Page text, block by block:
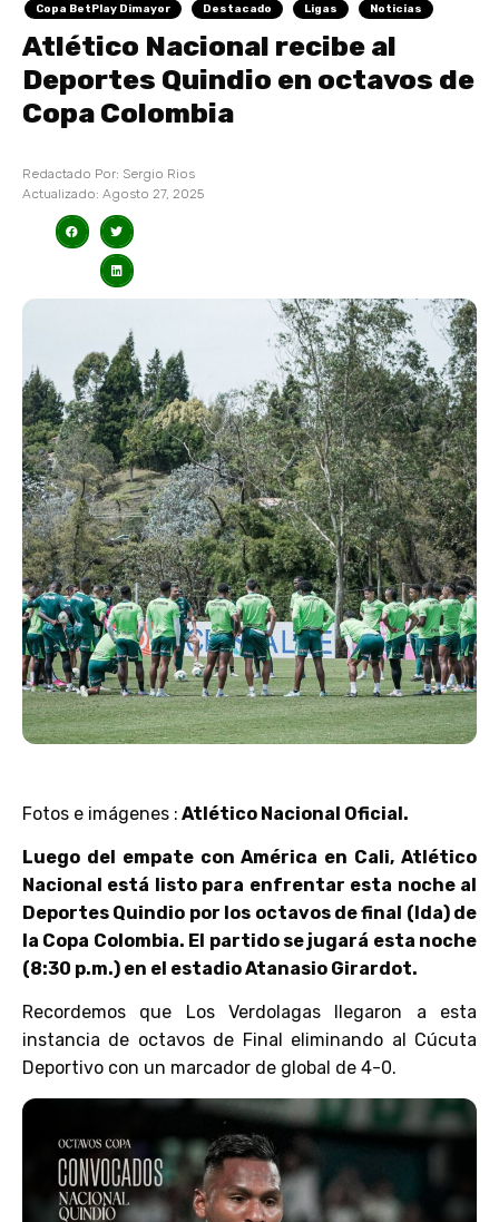
Copa BetPlay Dimayor Destacado Ligas Noticias
Atlético Nacional recibe al
Deportes Quindio en octavos de
Copa Colombia
Redactado Por: Sergio Rios
Actualizado: Agosto 27, 2025
Fotos e imágenes : Atlético Nacional Oficial.
Luego del empate con América en Cali, Atlético
Nacional está listo para enfrentar esta noche al
Deportes Quindio por los octavos de final (Ida) de
la Copa Colombia. El partido se jugará esta noche
(8:30 p.m.) en el estadio Atanasio Girardot.
Recordemos que Los Verdolagas llegaron a esta
instancia de octavos de Final eliminando al Cúcuta
Deportivo con un marcador de global de 4-0.